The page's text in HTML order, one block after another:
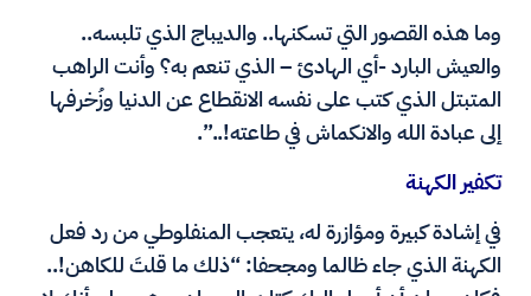
وما هذه القصور التي تسكنها.. والديباج الذي تلبسه..
والعيش البارد -أي الهادئ – الذي تنعم به؟ وأنت الراهب
المتبتل الذي كتب على نفسه الانقطاع عن الدنيا وزُخرفها
إلى عبادة الله والانكماش في طاعته!..”.
تكفير الكهنة
في إشادة كبيرة ومؤازرة له، يتعجب المنفلوطي من رد فعل
الكهنة الذي جاء ظالما ومجحفا: “ذلك ما قلتَ للكاهن!..